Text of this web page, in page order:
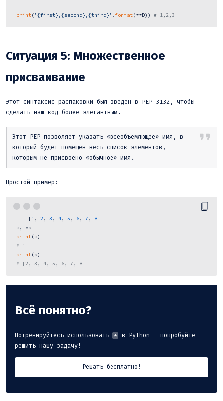
print( '{first},{second},{third}' .format(**D)) # 1,2,3
Ситуация 5: Множественное
присваивание
Этот синтаксис распаковки был введен в PEP 3132, чтобы
сделать наш код более элегантным.
Этот PEP позволяет указать «всеобъемлющее» имя, в
который будет помещен весь список элементов,
которым не присвоено «обычное» имя.
Простой пример:
L = [1 , 2 , 3 , 4, 5 , 6, 7 , 8]
a, *b = L
print(a)
# 1
print(b)
# [2, 3, 4, 5, 6, 7, 8]
Всё понятно?
Потренируйтесь использовать *
в Python - попробуйте
решить нашу задачу!
Решать бесплатно!